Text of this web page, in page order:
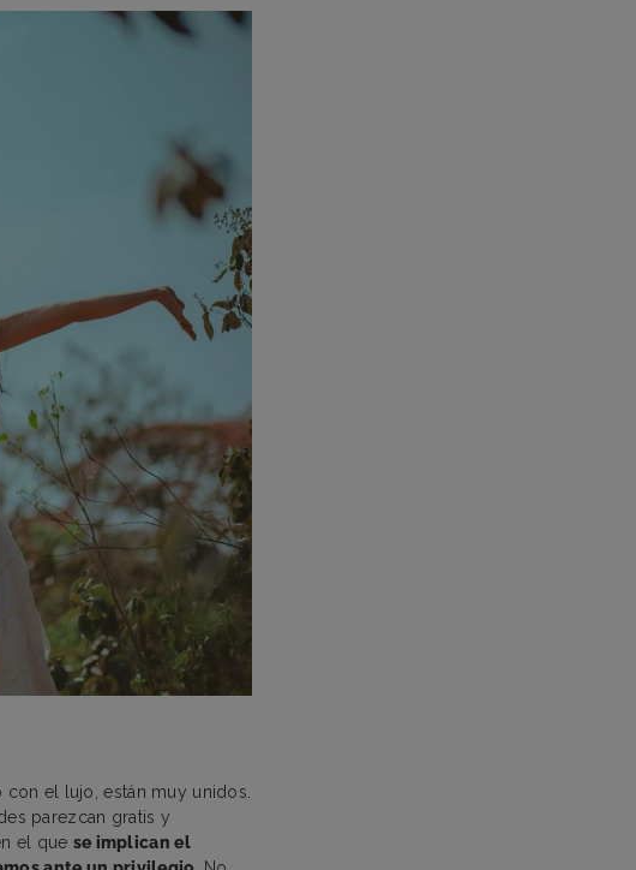
el lujo, están muy unidos.
parezcan gratis y
el que se implican el